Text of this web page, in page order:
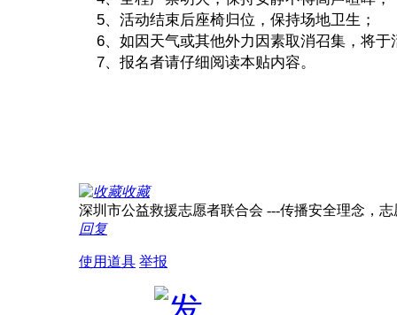
5、活动结束后座椅归位，保持场地卫生；
6、如因天气或其他外力因素取消召集，将
7、报名者请仔细阅读本贴内容。
收藏
深圳市公益救援志愿者联合会 ---传播安全理念，
回复
使用道具 举报